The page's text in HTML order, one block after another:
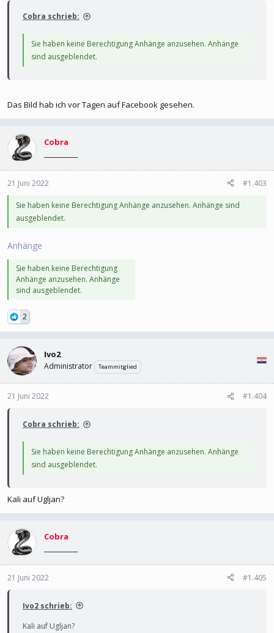
Cobra schrieb:
Sie haben keine Berechtigung Anhänge anzusehen. Anhänge
sind ausgeblendet.
Das Bild hab ich vor Tagen auf Facebook gesehen.
Cobra
21 Juni 2022 #1.403
Sie haben keine Berechtigung Anhänge anzusehen. Anhänge sind
ausgeblendet.
Anhänge
Sie haben keine Berechtigung
Anhänge anzusehen. Anhänge
sind ausgeblendet.
2
Ivo2
Administrator Teammitglied
21 Juni 2022 #1.404
Cobra schrieb:
Sie haben keine Berechtigung Anhänge anzusehen. Anhänge
sind ausgeblendet.
Kali auf Ugljan?
Cobra
21 Juni 2022 #1.405
Ivo2 schrieb:
Kali auf Ugljan?